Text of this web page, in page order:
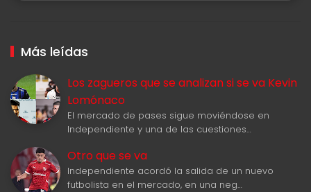
Más leídas
Los zagueros que se analizan si se va Kevin
Lomónaco
El mercado de pases sigue moviéndose en
Independiente y una de las cuestiones…
Otro que se va
Independiente acordó la salida de un nuevo
futbolista en el mercado, en una neg…